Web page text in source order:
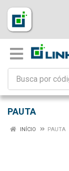
PAUTA
INÍCIO PAUTA